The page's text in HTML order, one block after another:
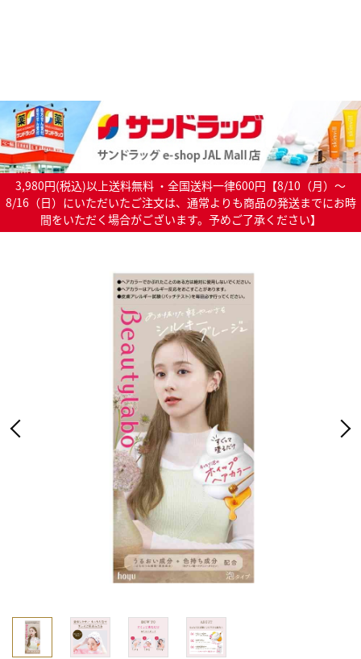
3,980円(税込)以上送料無料 ・全国送料一律600円【8/10（月）～
8/16（日）にいただいたご注文は、通常よりも商品の発送までにお時
間をいただく場合がございます。予めご了承ください】